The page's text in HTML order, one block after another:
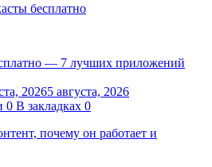
— 7 лучших приложений
20265 августа, 2026
0 В закладках 0